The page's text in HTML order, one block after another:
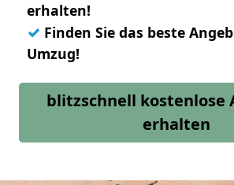
erhalten!
✓ Finden Sie das beste
Umzug!
blitzschnell kostenlose
erhalten